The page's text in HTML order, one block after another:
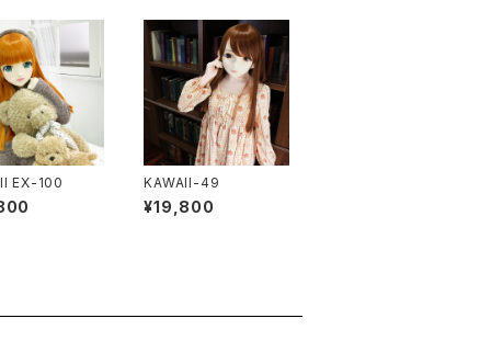
EX-100 KAWAII-49
¥19,800